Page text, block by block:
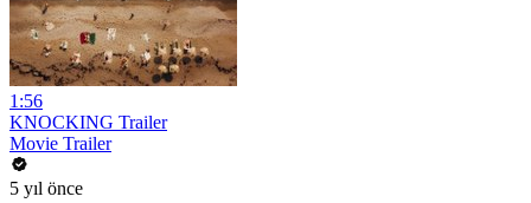
1:56
KNOCKING Trailer
Movie Trailer
5 yıl önce